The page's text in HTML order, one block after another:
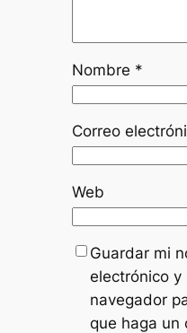
Nombre *
Correo
Web
Guardar mi
electrónico
navegador
que haga un